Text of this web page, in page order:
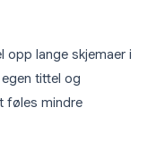
opp lange skjemaer i
egen tittel og
føles mindre